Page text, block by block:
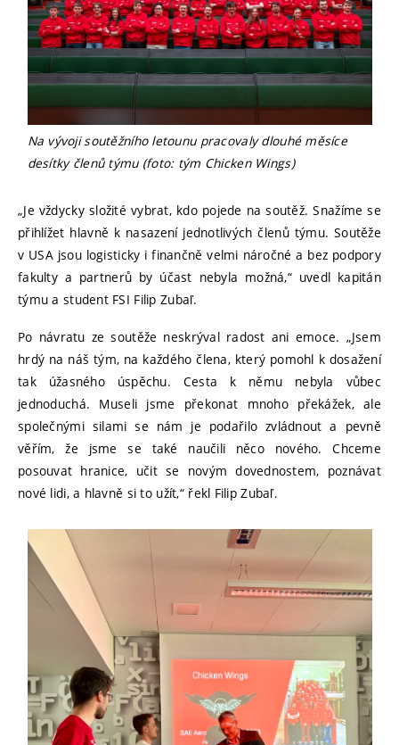
Na vývoji soutěžního letounu pracovaly dlouhé měsíce
desítky členů týmu (foto: tým Chicken Wings)
„Je vždycky složité vybrat, kdo pojede na soutěž. Snažíme se
přihlížet hlavně k nasazení jednotlivých členů týmu. Soutěže
v USA jsou logisticky i finančně velmi náročné a bez podpory
fakulty a partnerů by účast nebyla možná,“ uvedl kapitán
týmu a student FSI Filip Zubaľ.
Po návratu ze soutěže neskrýval radost ani emoce. „Jsem
hrdý na náš tým, na každého člena, který pomohl k dosažení
tak úžasného úspěchu. Cesta k němu nebyla vůbec
jednoduchá. Museli jsme překonat mnoho překážek, ale
společnými silami se nám je podařilo zvládnout a pevně
věřím, že jsme se také naučili něco nového. Chceme
posouvat hranice, učit se novým dovednostem, poznávat
nové lidi, a hlavně si to užít,“ řekl Filip Zubaľ.